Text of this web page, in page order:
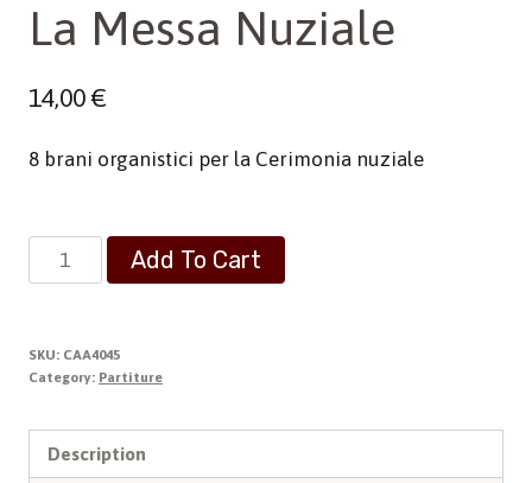
La Messa Nuziale
14,00€
8 brani organistici per la Cerimonia nuziale
Messa
quantity
Add To Cart
SKU: CAA4045
Category: Partiture
Description